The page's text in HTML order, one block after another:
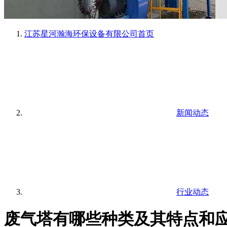
江苏星河瀚海环保设备有限公司 首页
新闻动态
行业动态
废气塔有哪些种类及其特点和